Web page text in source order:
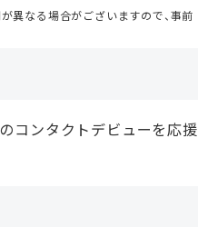
異なる場合がございますので、事前
コンタクトデビューを応援